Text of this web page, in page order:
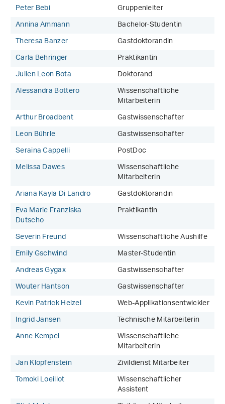
Peter Bebi
Gruppenleiter
Annina Ammann
Bachelor-Studentin
Theresa Banzer
Gastdoktorandin
Carla Behringer
Praktikantin
Julien Leon Bota
Doktorand
Alessandra Bottero
Wissenschaftliche
Mitarbeiterin
Arthur Broadbent
Gastwissenschafter
Leon Bührle
Gastwissenschafter
Seraina Cappelli
PostDoc
Melissa Dawes
Wissenschaftliche
Mitarbeiterin
Ariana Kayla Di Landro
Gastdoktorandin
Eva Marie Franziska
Dutscho
Praktikantin
Severin Freund
Wissenschaftliche Aushilfe
Emily Gschwind
Master-Studentin
Andreas Gygax
Gastwissenschafter
Wouter Hantson
Gastwissenschafter
Kevin Patrick Helzel
Web-Applikationsentwickler
Ingrid Jansen
Technische Mitarbeiterin
Anne Kempel
Wissenschaftliche
Mitarbeiterin
Jan Klopfenstein
Zivildienst Mitarbeiter
Tomoki Loeillot
Wissenschaftlicher
Assistent